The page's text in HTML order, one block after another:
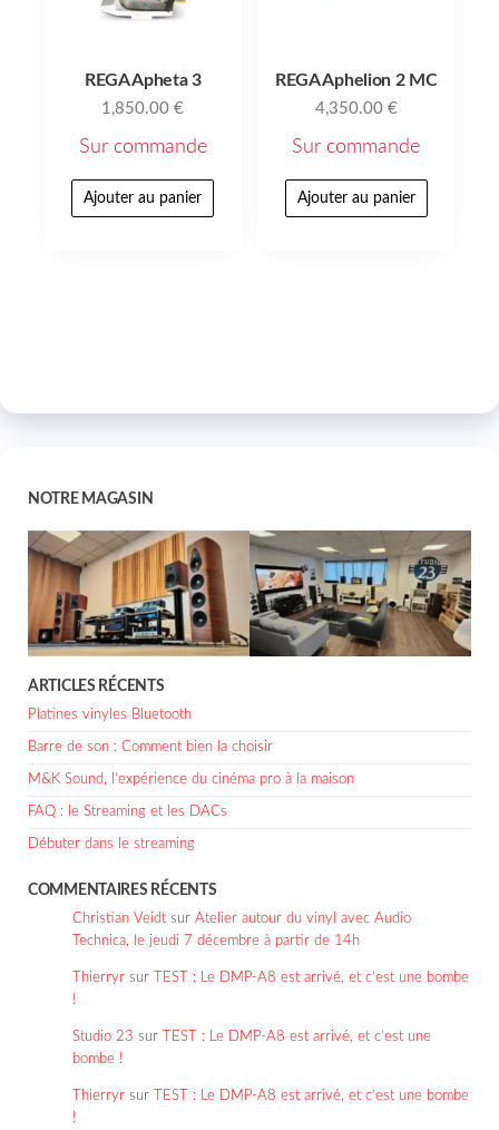
REGA Apheta 3
1,850.00€
Sur commande
Ajouter au panier
REGA Aphelion 2 MC
4,350.00 €
Sur commande
Ajouter au panier
NOTRE MAGASIN
ARTICLES RÉCENTS
Platines vinyles Bluetooth
Barre de son : Comment bien la choisir
M&K Sound, l’expérience du cinéma pro à la maison
FAQ : le Streaming et les DACs
Débuter dans le streaming
COMMENTAIRES RÉCENTS
Christian Veidt sur Atelier autour du vinyl avec Audio
Technica, le jeudi 7 décembre à partir de 14h
Thierryr sur
TEST : Le DMP-A8 est arrivé, et c’est une bombe
!
Studio 23 sur
TEST : Le DMP-A8 est arrivé, et c’est une
bombe !
Thierryr sur
TEST : Le DMP-A8 est arrivé, et c’est une bombe
!